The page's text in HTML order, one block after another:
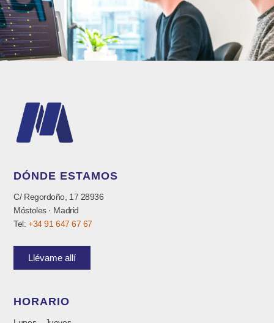
DÓNDE ESTAMOS
C/ Regordoño, 17 28936
Móstoles · Madrid
Tel:+34 91 647 67 67
Llévame allí
HORARIO